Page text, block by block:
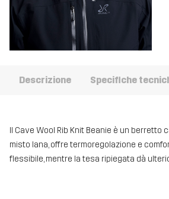
Descrizione Specifiche
Il Cave Wool Rib Knit Beanie è un
misto lana, offre termoregolazione e
flessibile, mentre la tesa ripiegata dà